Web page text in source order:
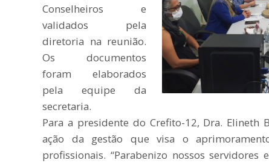
Conselheiros e
validados pela
diretoria na reunião.
Os documentos
foram elaborados
pela equipe da
secretaria.
Para a presidente do Crefito-12, Dra. Elineth
ação da gestão que visa o
profissionais. “Parabenizo nossos